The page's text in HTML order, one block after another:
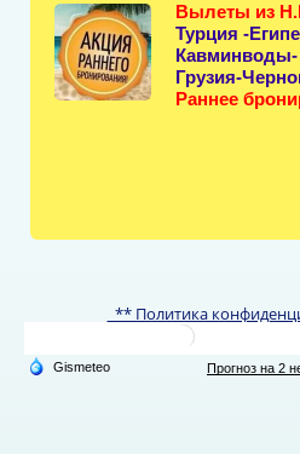
Вылеты из
Турция -
Кавминводы-
Грузия-
Раннее
** Политика